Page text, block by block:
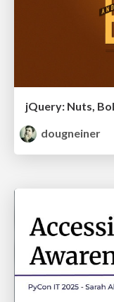
jQuery: Nuts,
dougneiner